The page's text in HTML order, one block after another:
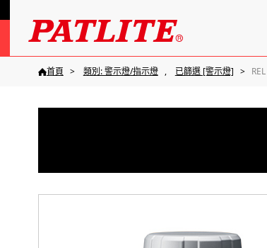
首頁 類別: 警示燈/指示燈 已篩選 [警示燈] REL